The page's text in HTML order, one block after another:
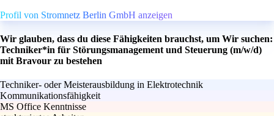
Profil von Stromnetz Berlin GmbH anzeigen
Wir glauben, dass du diese Fähigkeiten brauchst, um Wir suchen:
Techniker*in für Störungsmanagement und Steuerung (m/w/d)
mit Bravour zu bestehen
Techniker- oder Meisterausbildung in Elektrotechnik
Kommunikationsfähigkeit
MS Office Kenntnisse